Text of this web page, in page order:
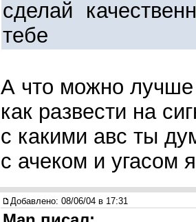
сделай
тебе
А что можно
как развести на
с какими авс ты
с ачеком и угасом
Добавлено: 08/06/04 в 17:31